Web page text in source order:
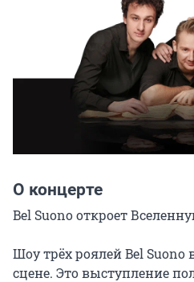
О концерте
Bel Suono откроет
Шоу трёх роялей Bel Suono
сцене. Это выступление